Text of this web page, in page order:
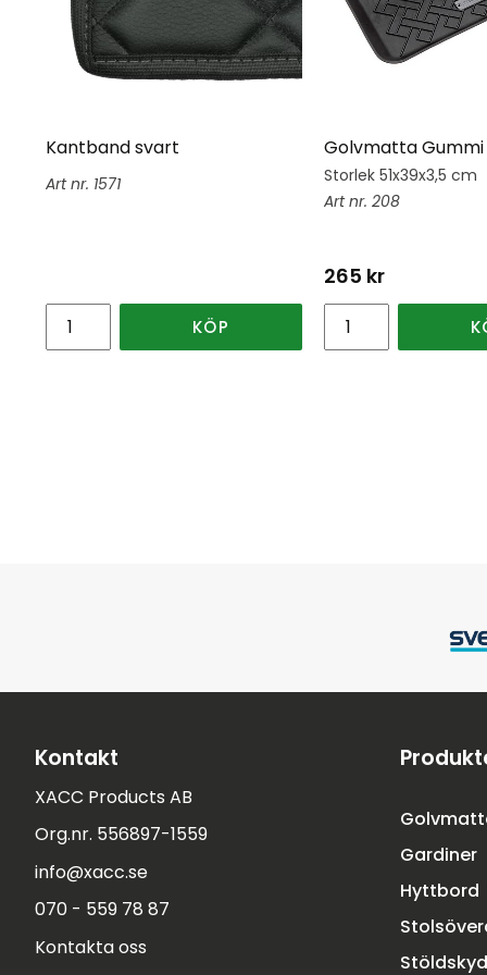
Kantband svart
1571
KÖP
Golvmatta Gummi
Storlek 51x39x3,5 cm
208
265 kr
Kontakt
XACC Products AB
Org.nr. 556897-1559
info@xacc.se
070 - 559 78 87
Kontakta oss
Gardiner
Hyttbord